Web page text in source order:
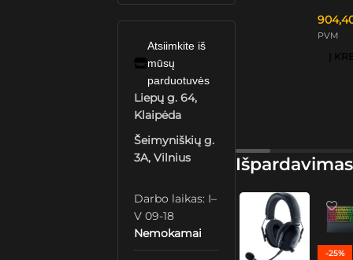
Atsiimkite iš
mūsų
parduotuvės
Liepų g. 64,
Klaipėda
Šeimyniškių g.
3A, Vilnius
Darbo laikas: I–
V 09-18
Nemokamai
PVM
Išpardavimas
-25%